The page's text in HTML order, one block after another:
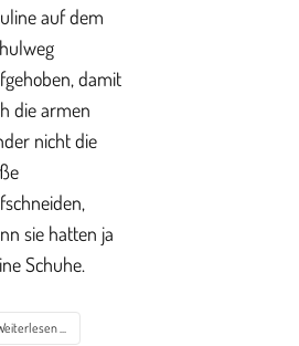
auf dem
damit
die armen
nicht die
sie hatten ja
Schuhe.
...